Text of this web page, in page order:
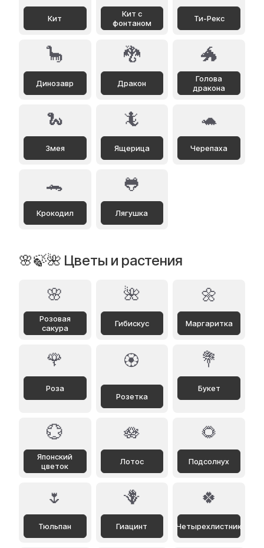
Кит
Кит с
фонтаном
Ти-Рекс
🦕
Динозавр
🐉
Дракон
🐲
Голова
дракона
🐍
Змея
🦎
Ящерица
🐢
Черепаха
🐊
Крокодил
🐸
Лягушка
🌸🍃🌺 Цветы и растения
🌸
Розовая
сакура
🌺
Гибискус
🌼
Маргаритка
🌹
Роза
🏵️
Розетка
💐
Букет
💮
Японский
цветок
🪷
Лотoс
🌻
Подсолнух
🌷
Тюльпан
🪻
Гиацинт
🍀
Четырехлистник